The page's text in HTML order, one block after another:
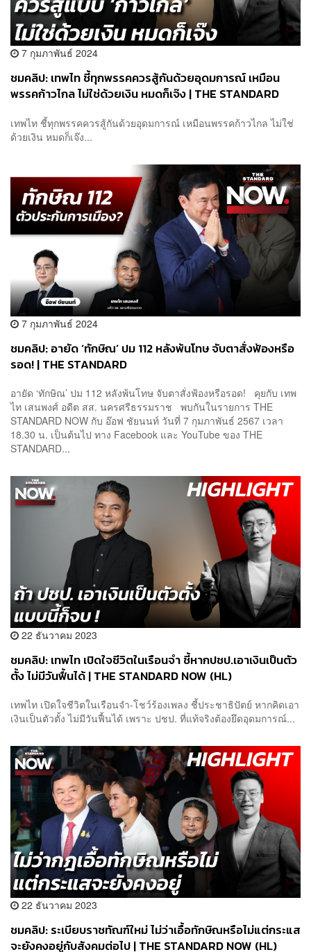
7 กุมภาพันธ์ 2024
ชมคลิป: เทพไท ชี้ทุกพรรคควรสู้กันด้วยอุดมการณ์ เหมือน
พรรคก้าวไกล ไม่ใช่ด้วยเงิน หมดก็เจ๊ง | THE STANDARD
เทพไท ชี้ทุกพรรคควรสู้กันด้วยอุดมการณ์ เหมือนพรรคก้าวไกล ไม่ใช่
ด้วยเงิน หมดก็เจ๊ง...
7 กุมภาพันธ์ 2024
ชมคลิป: อายัด ‘ทักษิณ’ ปม 112 หลังพ้นโทษ จับตาสั่งฟ้องหรือ
รอด! | THE STANDARD
อายัด ‘ทักษิณ’ ปม 112 หลังพ้นโทษ จับตาสั่งฟ้องหรือรอด! คุยกับ เทพ
ไท เสนพงศ์ อดีต สส. นครศรีธรรมราช พบกันในรายการ THE
STANDARD NOW กับ อ๊อฟ ชัยนนท์ วันที่ 7 กุมภาพันธ์ 2567 เวลา
18.30 น. เป็นต้นไป ทาง Facebook และ YouTube ของ THE
STANDARD...
22 ธันวาคม 2023
ชมคลิป: เทพไท เปิดใจชีวิตในเรือนจำ ชี้หากปชป.เอาเงินเป็นตัว
ตั้ง ไม่มีวันฟื้นได้ | THE STANDARD NOW (HL)
เทพไท เปิดใจชีวิตในเรือนจำ-โชว์ร้องเพลง ชี้ประชาธิปัตย์ หากคิดเอา
เงินเป็นตัวตั้ง ไม่มีวันฟื้นได้ เพราะ ปชป. ที่แท้จริงต้องยึดอุดมการณ์...
22 ธันวาคม 2023
ชมคลิป: ระเบียบราชทัณฑ์ใหม่ ไม่ว่าเอื้อทักษิณหรือไม่แต่กระแส
จะยังคงอยู่กับสังคมต่อไป | THE STANDARD NOW (HL)